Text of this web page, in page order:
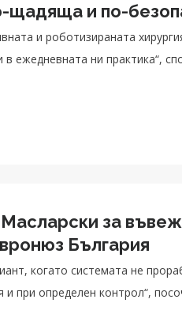
щадяща и по-
и роботизираната
в ежедневната ни практика“,
за
България
когато системата не
и при определен контрол“,